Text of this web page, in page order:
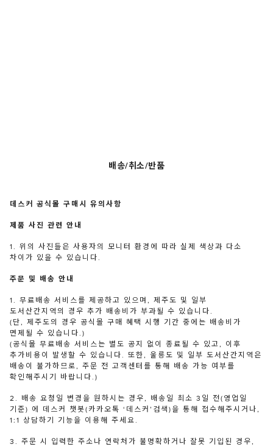
배송/취소/반품
데스커 공식몰 구매시 유의사항
제품 사진 관련 안내
1. 위의 사진들은 사용자의 모니터 환경에 따라 실제 색상과 다소
차이가 있을 수 있습니다.
주문 및 배송 안내
1. 무료배송 서비스를 제공하고 있으며, 제주도 및 일부
도서산간지역의 경우 추가 배송비가 부과될 수 있습니다.
(단, 제주도의 경우 공식몰 구매 혜택 시행 기간 중에는 배송비가
면제될 수 있습니다.)
(공식몰 무료배송 서비스는 별도 공지 없이 종료될 수 있고, 이후
추가비용이 발생할 수 있습니다. 또한, 울릉도 및 일부 도서산간지역은
배송이 불가하므로, 주문 전 고객센터를 통해 배송 가능 여부를
확인해주시기 바랍니다.)
2. 배송 요청일 변경을 원하시는 경우, 배송일 최소 3일 전(영업일
기준) 에 데스커 챗봇(카카오톡 ‘데스커’검색)을 통해 접수해주시거나,
1:1 상담하기 기능을 이용해 주세요.
3. 주문 시 입력한 주소나 연락처가 불명확하거나 잘못 기입된 경우,